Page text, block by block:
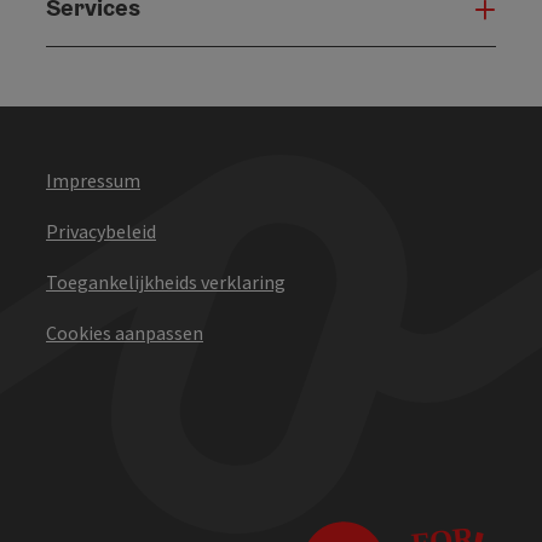
Services
Impressum
Privacybeleid
Toegankelijkheids verklaring
Cookies aanpassen